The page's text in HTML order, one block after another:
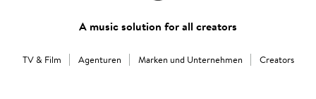
A music solution for all creators
TV & Film Agenturen Marken und Unternehmen Creators